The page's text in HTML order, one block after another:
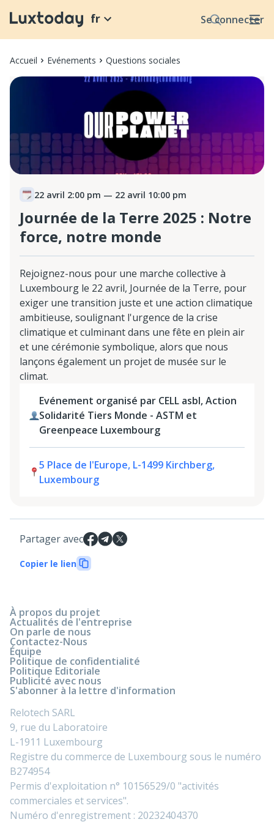
Se connecter
fr
Accueil Evénements Questions sociales
22 avril 2:00 pm — 22 avril 10:00 pm
Journée de la Terre 2025 : Notre
force, notre monde
Rejoignez-nous pour une marche collective à
Luxembourg le 22 avril, Journée de la Terre, pour
exiger une transition juste et une action climatique
ambitieuse, soulignant l'urgence de la crise
climatique et culminant dans une fête en plein air
et une cérémonie symbolique, alors que nous
lançons également un projet de musée sur le
climat.
Evénement organisé par CELL asbl, Action
Solidarité Tiers Monde - ASTM et
Greenpeace Luxembourg
5 Place de l'Europe, L-1499 Kirchberg,
Luxembourg
Partager avec
Copier le lien
À propos du projet
Actualités de l'entreprise
On parle de nous
Contactez-Nous
Équipe
Politique de confidentialité
Politique Editoriale
Publicité avec nous
S'abonner à la lettre d'information
Relotech SARL
9, rue du Laboratoire
L-1911 Luxembourg
Registre du commerce de Luxembourg sous le numéro
B274954
Permis d'exploitation n° 10156529/0 "activités
commerciales et services".
Numéro d'enregistrement : 20232404370